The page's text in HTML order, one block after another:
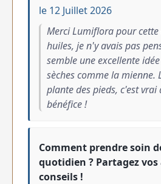
le 12 Juillet 2026
Merci Lumiflora pour cette
huiles, je n'y avais pas
semble une excellente
sèches comme la mienne.
plante des pieds, c'est vrai
bénéfice !
Comment prendre soin
quotidien ? Partagez vos
conseils !